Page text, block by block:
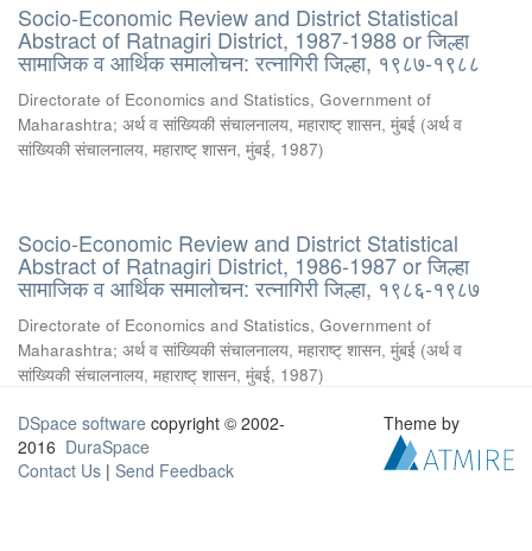
Socio-Economic Review and District Statistical
Abstract of Ratnagiri District, 1987-1988 or जिल्हा
सामाजिक व आर्थिक समालोचन: रत्नागिरी जिल्हा, १९८७-१९८८
Directorate of Economics and Statistics, Government of
Maharashtra; अर्थ व सांख्यिकी संचालनालय, महाराष्ट् शासन, मुंबई (अर्थ व
सांख्यिकी संचालनालय, महाराष्ट् शासन, मुंबई, 1987)
Socio-Economic Review and District Statistical
Abstract of Ratnagiri District, 1986-1987 or जिल्हा
सामाजिक व आर्थिक समालोचन: रत्नागिरी जिल्हा, १९८६-१९८७
Directorate of Economics and Statistics, Government of
Maharashtra; अर्थ व सांख्यिकी संचालनालय, महाराष्ट् शासन, मुंबई (अर्थ व
सांख्यिकी संचालनालय, महाराष्ट् शासन, मुंबई, 1987)
DSpace software copyright © 2002-
2016 DuraSpace
Contact Us | Send Feedback
Theme by